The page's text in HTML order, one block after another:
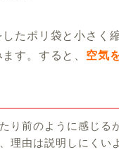
たポリ袋と小さく
す。すると、 空気
り前のように感じる
理由は説明しにくい